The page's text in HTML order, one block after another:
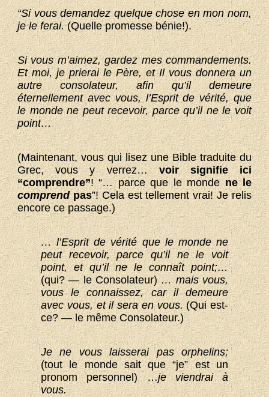
“Si vous demandez quelque chose en mon nom,
je le ferai.(Quelle promesse bénie!).
Si vous m’aimez, gardez mes commandements.
Et moi, je prierai le Père, et Il vous donnera un
autre consolateur, afin qu’il demeure
éternellement avec vous, l’Esprit de vérité, que
le monde ne peut recevoir, parce qu’il ne le voit
point…
(Maintenant, vous qui lisez une Bible traduite du
Grec, vous y verrez…voir signifie ici
“comprendre”! “… parce que le mondene le
comprendpas”! Cela est tellement vrai! Je relis
encore ce passage.)
… l’Esprit de vérité que le monde ne
peut recevoir, parce qu’il ne le voit
point, et qu’il ne le connaît point;…
(qui? — le Consolateur)… mais vous,
vous le connaissez, car il demeure
avec vous, et il sera en vous.(Qui est-
ce? — le même Consolateur.)
Je ne vous laisserai pas orphelins;
(tout le monde sait que “je” est un
pronom personnel) …je viendrai à
vous.